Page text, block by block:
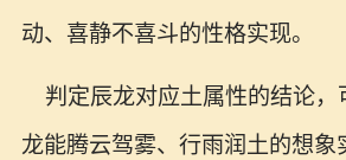
动、喜静不喜斗的性格实现。
判定辰龙对应土属性的结论，
龙能腾云驾雾、行雨润土的想象